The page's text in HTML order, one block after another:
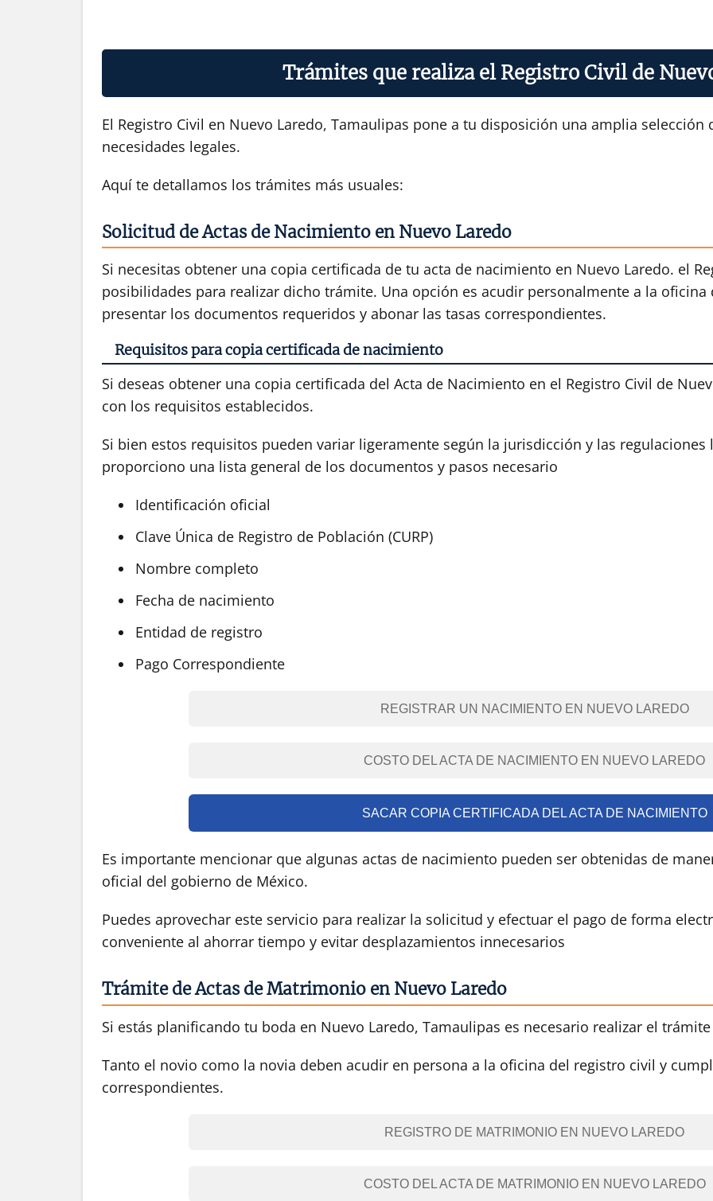
Trámites que realiza el Registro Civil de
El Registro Civil en Nuevo Laredo, Tamaulipas pone a tu disposición una amplia
necesidades legales.
Aquí te detallamos los trámites más usuales:
Solicitud de Actas de Nacimiento en Nuevo Laredo
Si necesitas obtener una copia certificada de tu acta de nacimiento en Nuevo Laredo. el
posibilidades para realizar dicho trámite. Una opción es acudir personalmente a la
presentar los documentos requeridos y abonar las tasas correspondientes.
Requisitos para copia certificada de nacimiento
Si deseas obtener una copia certificada del Acta de Nacimiento en el Registro Civil de
con los requisitos establecidos.
Si bien estos requisitos pueden variar ligeramente según la jurisdicción y las
proporciono una lista general de los documentos y pasos necesario
Identificación oficial
Clave Única de Registro de Población (CURP)
Nombre completo
Fecha de nacimiento
Entidad de registro
Pago Correspondiente
REGISTRAR UN NACIMIENTO EN NUEVO LAREDO
COSTO DEL ACTA DE NACIMIENTO EN NUEVO LAREDO
SACAR COPIA CERTIFICADA DEL ACTA DE NACIMIENTO
Es importante mencionar que algunas actas de nacimiento pueden ser obtenidas de
oficial del gobierno de México.
Puedes aprovechar este servicio para realizar la solicitud y efectuar el pago de forma
conveniente al ahorrar tiempo y evitar desplazamientos innecesarios
Trámite de Actas de Matrimonio en Nuevo Laredo
Si estás planificando tu boda en Nuevo Laredo, Tamaulipas es necesario realizar el
Tanto el novio como la novia deben acudir en persona a la oficina del registro civil y
correspondientes.
REGISTRO DE MATRIMONIO EN NUEVO LAREDO
COSTO DEL ACTA DE MATRIMONIO EN NUEVO LAREDO